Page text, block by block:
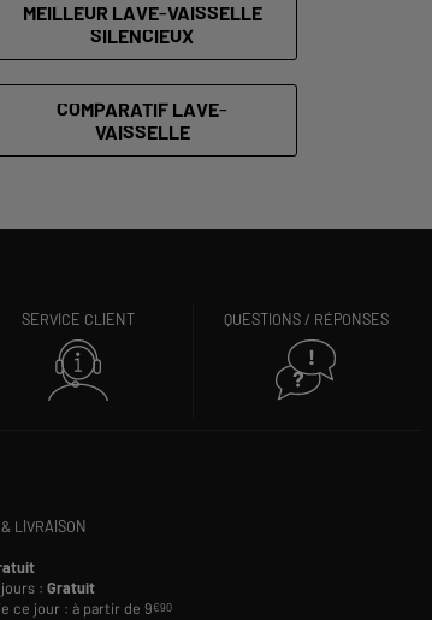
MEILLEUR LAVE-VAISSELLE
SILENCIEUX
COMPARATIF LAVE-
VAISSELLE
SERVICE CLIENT QUESTIONS / RÉPONSES
LIVRAISON
jours :Gratuit
ce jour : à partir de 9€90